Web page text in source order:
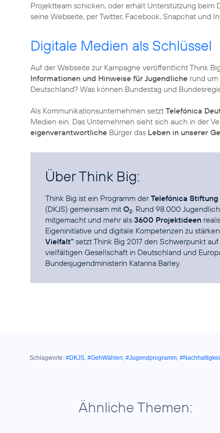
Projektteam schicken, oder erhält Unterstützung beim
seine Webseite, per Twitter, Facebook, Snapchat und
Digitale Medien als Schlüssel
Auf der Webseite zur Kampagne veröffentlicht Think
Informationen und Hinweise für Jugendliche rund
Deutschland? Was können Bundestag und
Als Kommunikationsunternehmen setzt Telefónica
Medien ein. Das Unternehmen sieht sich auch in der
eigenverantwortliche Bürger das Leben in unserer
Über Think Big:
Think Big ist ein Programm derTelefónica Stiftung
(DKJS) gemeinsam mit O2. Rund 98.000
mitgemacht und mehr als 3600 Projektideen
Eigeninitiative und digitale Kompetenzen zu
Vielfalt“ setzt Think Big 2017 den Schwerpunkt
vielfältigen Gesellschaft in Deutschland und
Bundesjugendministerin Katarina Barley.
Schlagworte: #DKJS, #GehWählen, #Jugendprogramm,
Ähnliche Themen: